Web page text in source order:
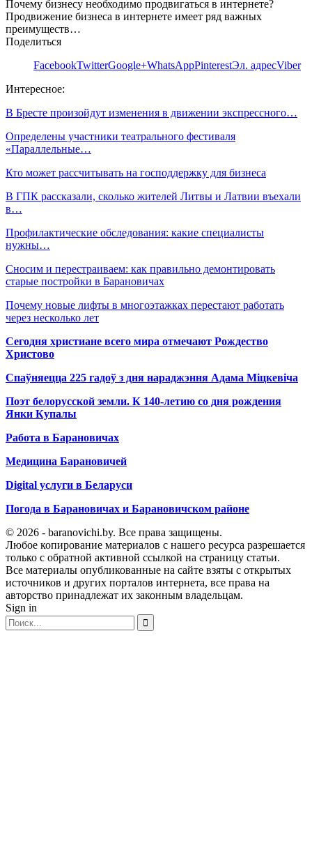
Почему бизнесу необходимо продвигаться в интернете?
Продвижение бизнеса в интернете имеет ряд важных
преимуществ…
Поделиться
FacebookTwitterGoogle+WhatsAppPinterestЭл. адресViber
Интересное:
В Бресте произойдут изменения в движении экспрессного…
Определены участники театрального фестиваля
«Параллельные…
Кто может рассчитывать на господдержку для бизнеса
В ГПК рассказали, сколько жителей Литвы и Латвии въехали
в…
Профилактические обследования: какие специалисты
нужны…
Сносим и перестраиваем: как правильно демонтировать
старые постройки в Барановичах
Почему новые лифты в многоэтажках перестают работать
через несколько лет
Сегодня христиане всего мира отмечают Рождество
Христово
Спаўняецца 225 гадоў з дня нараджэння Адама Міцкевіча
Поэт белорусской земли. К 140-летию со дня рождения
Янки Купалы
Работа в Барановичах
Медицина Барановичей
Digital услуги в Беларуси
Погода в Барановичах и Барановичском районе
© 2026 - baranovichi.by. Все права защищены.
Любое копирование материалов с нашего ресурса разрешается
только с обратной активной ссылкой на страницу статьи.
Все материалы опубликованные на сайте взяты с открытых
источников и других порталов интернета, все права на
авторство принадлежат их законным владельцам.
Sign in